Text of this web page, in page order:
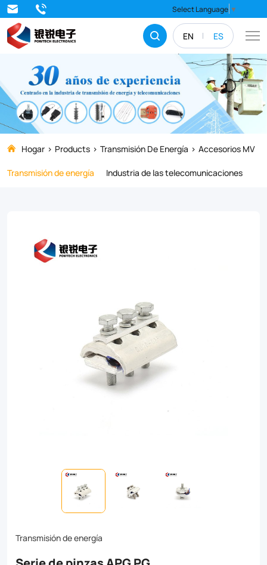
EN ES
Select Language ▼
The
APG
PG
Clamp
is
the
ultimate
solution
for
reliable
power
durability
performance
Hogar Products Transmisión De Energía
Accesorios MV
Transmisión de energía
Industria de las telecomunicaciones
Transmisión de energía